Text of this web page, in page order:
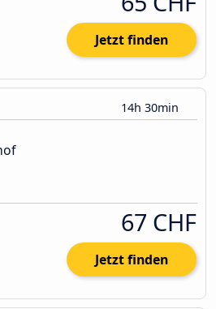
Jetzt finden
14h 30min
67 CHF
Jetzt finden